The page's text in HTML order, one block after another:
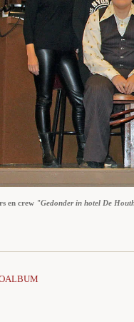
en crew "Gedonder in hotel De